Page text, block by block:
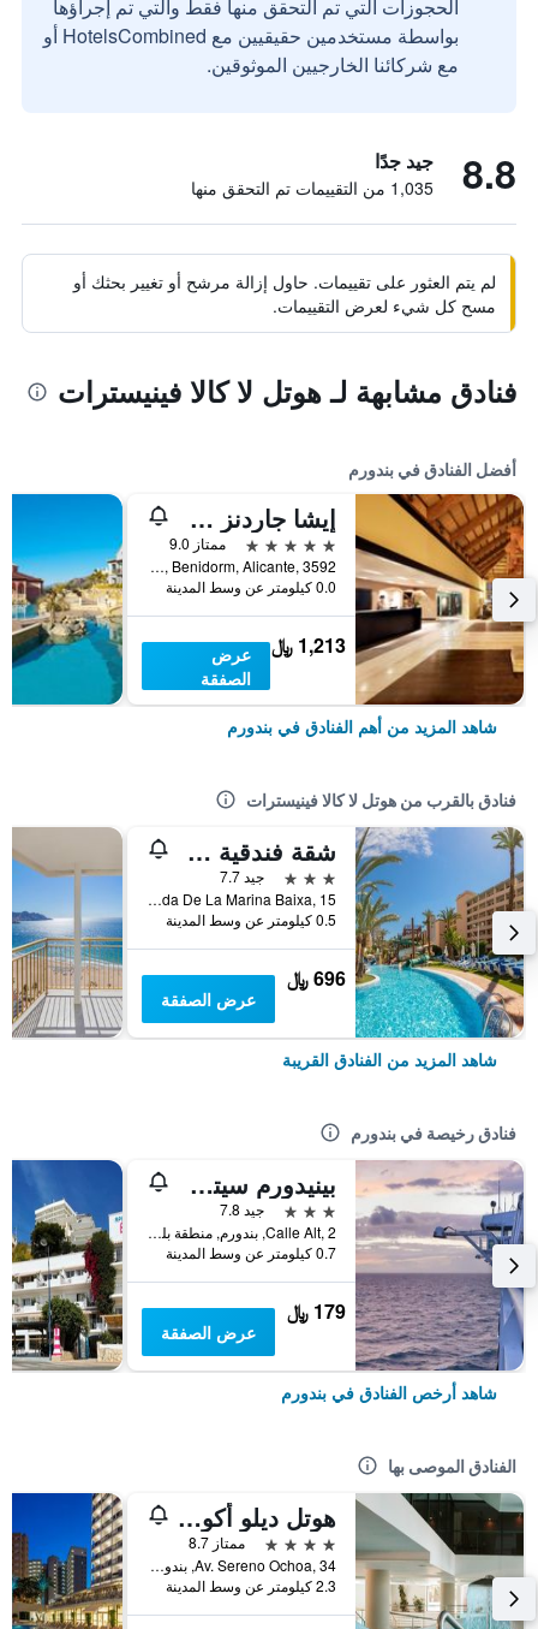
الحجوزات التي تم التحقق منها فقط والتي تم إجراؤها
بواسطة مستخدمين حقيقيين مع HotelsCombined أو
مع شركائنا الخارجيين الموثوقين.
8.8 جيد جدًا
1,035 من التقييمات تم التحقق منها
لم يتم العثور على تقييمات. حاول إزالة مرشح أو تغيير بحثك أو
مسح كل شيء لعرض التقييمات.
فنادق مشابهة لـ هوتل لا كالا فينيسترات
أفضل الفنادق في بندورم
إيشا جاردنز هوتل آند تاي سبا، أه رويال هايدواي هوتل
5 نجوم
ممتاز 9.0
Rotonda Del Fuego, Terra Mitica, Benidorm, Alicante, 3592, بندورم, منطقة بلنسية, أسبانيا
0.0 كيلومتر عن وسط المدينة
1,213 ﷼
عرض
الصفقة
شاهد المزيد من أهم الفنادق في بندورم
فنادق بالقرب من هوتل لا كالا فينيسترات
شقة فندقية من ماجيك تروبيكال سبلاش
3 نجوم
جيد 7.7
Avenida De La Marina Baixa, 15, بندورم, منطقة بلنسية, أسبانيا
0.5 كيلومتر عن وسط المدينة
696 ﷼
عرض الصفقة
شاهد المزيد من الفنادق القريبة
فنادق رخيصة في بندورم
بينيدورم سيتي أوليمبيا هوتل
3 نجوم
جيد 7.8
Calle Alt, 2, بندورم, منطقة بلنسية, أسبانيا
0.7 كيلومتر عن وسط المدينة
179 ﷼
عرض الصفقة
شاهد أرخص الفنادق في بندورم
الفنادق الموصى بها
هوتل ديلو أكوا سنتر
4 نجوم
ممتاز 8.7
Av. Sereno Ochoa, 34, بندورم, منطقة بلنسية, أسبانيا
2.3 كيلومتر عن وسط المدينة